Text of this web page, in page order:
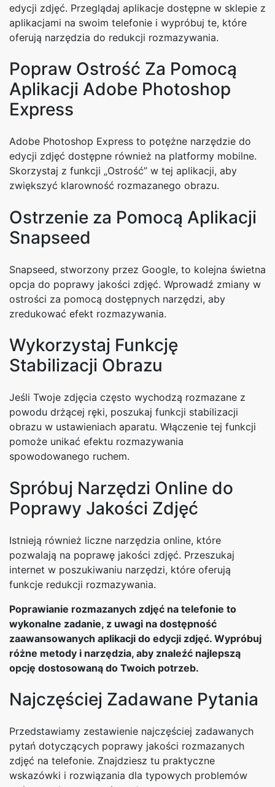
edycji zdjęć. Przeglądaj aplikacje dostępne w sklepie z
aplikacjami na swoim telefonie i wypróbuj te, które
oferują narzędzia do redukcji rozmazywania.
Popraw Ostrość Za Pomocą
Aplikacji Adobe Photoshop
Express
Adobe Photoshop Express to potężne narzędzie do
edycji zdjęć dostępne również na platformy mobilne.
Skorzystaj z funkcji „Ostrość” w tej aplikacji, aby
zwiększyć klarowność rozmazanego obrazu.
Ostrzenie za Pomocą Aplikacji
Snapseed
Snapseed, stworzony przez Google, to kolejna świetna
opcja do poprawy jakości zdjęć. Wprowadź zmiany w
ostrości za pomocą dostępnych narzędzi, aby
zredukować efekt rozmazywania.
Wykorzystaj Funkcję
Stabilizacji Obrazu
Jeśli Twoje zdjęcia często wychodzą rozmazane z
powodu drżącej ręki, poszukaj funkcji stabilizacji
obrazu w ustawieniach aparatu. Włączenie tej funkcji
pomoże unikać efektu rozmazywania
spowodowanego ruchem.
Spróbuj Narzędzi Online do
Poprawy Jakości Zdjęć
Istnieją również liczne narzędzia online, które
pozwalają na poprawę jakości zdjęć. Przeszukaj
internet w poszukiwaniu narzędzi, które oferują
funkcje redukcji rozmazywania.
Poprawianie rozmazanych zdjęć na telefonie to
wykonalne zadanie, z uwagi na dostępność
zaawansowanych aplikacji do edycji zdjęć. Wypróbuj
różne metody i narzędzia, aby znaleźć najlepszą
opcję dostosowaną do Twoich potrzeb.
Najczęściej Zadawane Pytania
Przedstawiamy zestawienie najczęściej zadawanych
pytań dotyczących poprawy jakości rozmazanych
zdjęć na telefonie. Znajdziesz tu praktyczne
wskazówki i rozwiązania dla typowych problemów